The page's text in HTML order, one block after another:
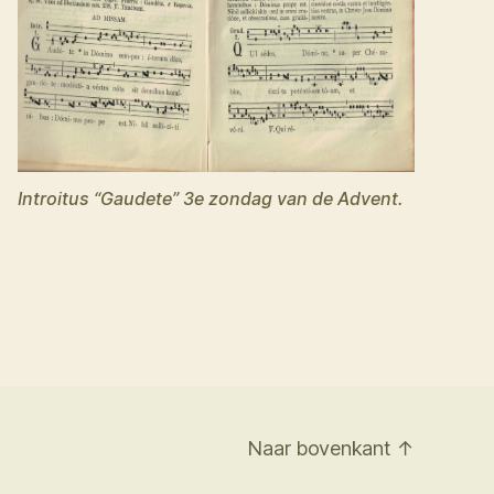
Introitus “Gaudete” 3e zondag van de Advent.
Naar bovenkant ↑